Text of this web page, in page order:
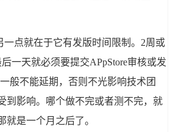
一点就在于它有发版时间限制。2周或
一天就必须要提交APpStore审核或发
般不能延期，否则不光影响技术团
到影响。哪个做不完或者测不完，就
就是一个月之后了。